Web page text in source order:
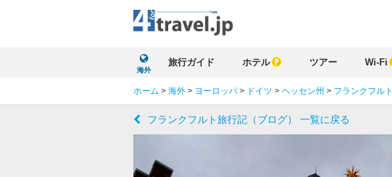
海外
旅行ガイド ホテル ツアー Wi-Fi
ホーム > 海外 > ヨーロッパ > ドイツ > ヘッセン州 > フランクフルト
フランクフルト旅行記（ブログ） 一覧に戻る